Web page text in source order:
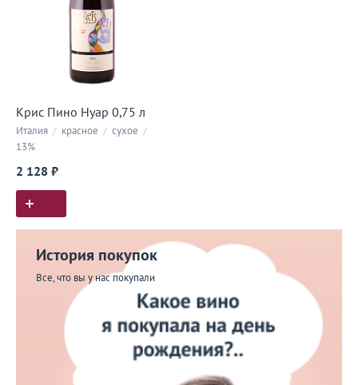
Крис Пино Нуар 0,75 л
Италия / красное / сухое /
13%
2 128 ₽
История покупок
Все, что вы у нас покупали